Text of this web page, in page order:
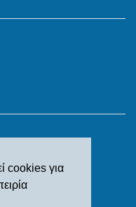
cookies για